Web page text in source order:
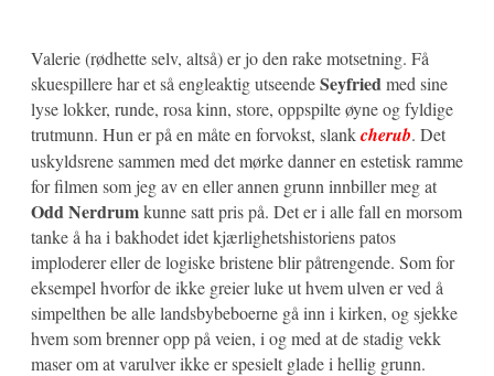
Valerie (rødhette selv, altså) er jo den rake motsetning. Få
skuespillere har et så engleaktig utseendeSeyfriedmed sine
lyse lokker, runde, rosa kinn, store, oppspilte øyne og fyldige
trutmunn. Hun er på en måte en forvokst, slankcherub. Det
uskyldsrene sammen med det mørke danner en estetisk ramme
for filmen som jeg av en eller annen grunn innbiller meg at
Odd Nerdrumkunne satt pris på. Det er i alle fall en morsom
tanke å ha i bakhodet idet kjærlighetshistoriens patos
imploderer eller de logiske bristene blir påtrengende. Som for
eksempel hvorfor de ikke greier luke ut hvem ulven er ved å
simpelthen be alle landsbybeboerne gå inn i kirken, og sjekke
hvem som brenner opp på veien, i og med at de stadig vekk
maser om at varulver ikke er spesielt glade i hellig grunn.